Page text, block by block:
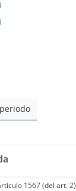
1567 (del art. 2)